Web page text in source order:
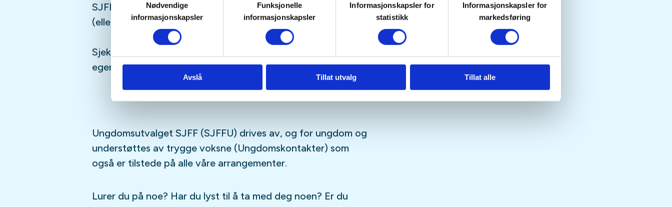
Nødvendige
informasjonskapsler
Funksjonelle
informasjonskapsler
Informasjonskapsler for
statistikk
Informasjonskapsler for
markedsføring
Avslå Tillat utvalg Tillat alle
SJFFUNGs arrangementer er rusfrie, og er for deg som er
(eller har lyst til å bli)barn/ungdomsmedlem(opp til 26år)
Sjekk gjerne ut
egen
podcastpå din favoritt-streamingplattform.
Ungdomsutvalget SJFF (SJFFU) drives av, og for ungdom og
understøttes av trygge voksne (Ungdomskontakter) som
også er tilstede på alle våre arrangementer.
Lurer du på noe? Har du lyst til å ta med deg noen? Er du